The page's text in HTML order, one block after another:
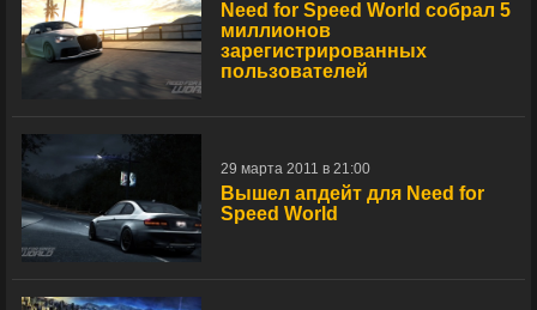
Need for Speed World собрал 5
миллионов
зарегистрированных
пользователей
29 марта 2011 в 21:00
Вышел апдейт для Need for
Speed World